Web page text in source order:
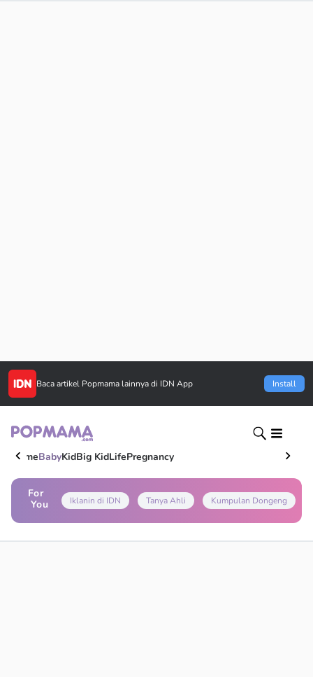
Baca artikel Popmama lainnya di IDN App Install
HomeBabyKidBig KidLifePregnancy
For
You
Iklanin di IDN Tanya Ahli Kumpulan Dongeng